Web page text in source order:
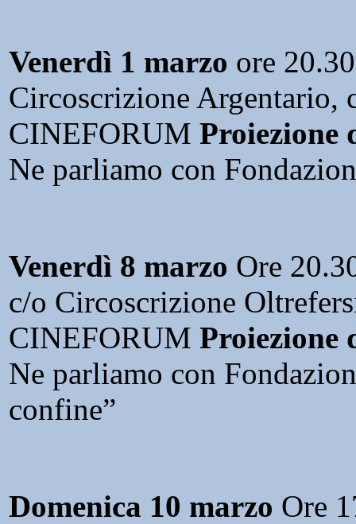
Venerdì 1 marzo ore 20.30
Circoscrizione Argentario,
CINEFORUM
Ne parliamo con
Venerdì 8 marzo Ore
c/o Circoscrizione
CINEFORUM
Ne parliamo con
confine”
Domenica 10 marzo Ore